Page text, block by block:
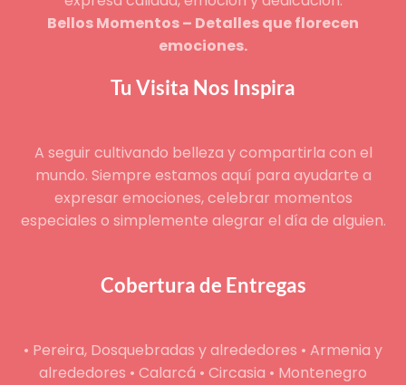
Bellos Momentos – Detalles que florecen
emociones.
Tu Visita Nos Inspira
A seguir cultivando belleza y compartirla con el
mundo. Siempre estamos aquí para ayudarte a
expresar emociones, celebrar momentos
especiales o simplemente alegrar el día de alguien.
Cobertura de Entregas
• Pereira, Dosquebradas y alrededores • Armenia y
alrededores • Calarcá • Circasia • Montenegro